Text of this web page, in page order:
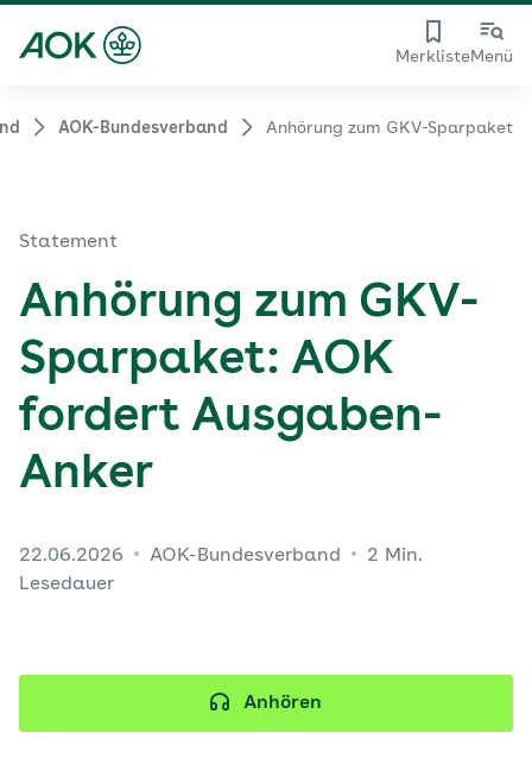
MerklisteMenü
AOK-Bundesverband Anhörung zum GKV-Sparpaket
Statement
Anhörung zum GKV-
Sparpaket: AOK
fordert Ausgaben-
Anker
22.06.2026 AOK-Bundesverband
2 Min.
Lesedauer
Anhören